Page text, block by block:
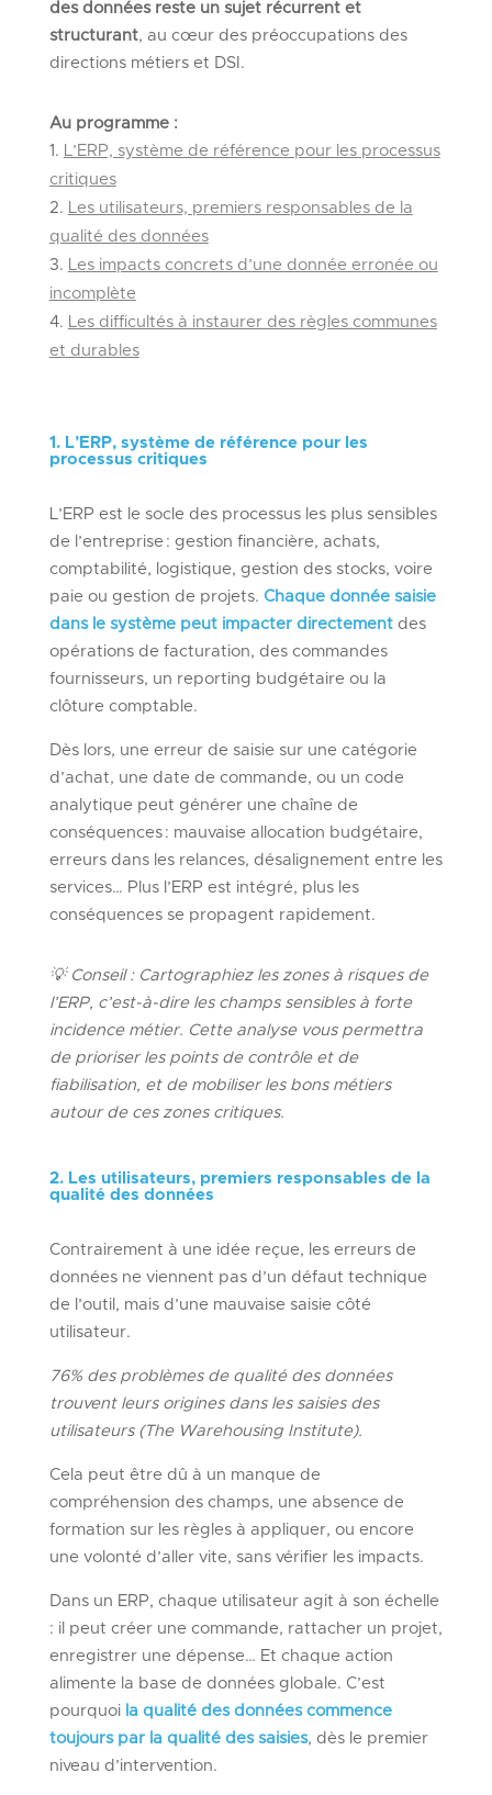
des données reste un sujet récurrent et
structurant, au cœur des préoccupations des
directions métiers et DSI.
Au programme :
L’ERP, système de référence pour les processus
critiques
Les utilisateurs, premiers responsables de la
qualité des données
Les impacts concrets d’une donnée erronée ou
incomplète
Les difficultés à instaurer des règles communes
et durables
1. L’ERP, système de référence pour les
processus critiques
L’ERP est le socle des processus les plus sensibles
de l’entreprise : gestion financière, achats,
comptabilité, logistique, gestion des stocks, voire
paie ou gestion de projets. Chaque donnée saisie
dans le système peut impacter directement des
opérations de facturation, des commandes
fournisseurs, un reporting budgétaire ou la
clôture comptable.
Dès lors, une erreur de saisie sur une catégorie
d’achat, une date de commande, ou un code
analytique peut générer une chaîne de
conséquences : mauvaise allocation budgétaire,
erreurs dans les relances, désalignement entre les
services… Plus l’ERP est intégré, plus les
conséquences se propagent rapidement.
💡Conseil : Cartographiez les zones à risques de
l’ERP, c’est-à-dire les champs sensibles à forte
incidence métier. Cette analyse vous permettra
de prioriser les points de contrôle et de
fiabilisation, et de mobiliser les bons métiers
autour de ces zones critiques.
2. Les utilisateurs, premiers responsables de la
qualité des données
Contrairement à une idée reçue, les erreurs de
données ne viennent pas d’un défaut technique
de l’outil, mais d’une mauvaise saisie côté
utilisateur.
76% des problèmes de qualité des données
trouvent leurs origines dans les saisies des
utilisateurs (The Warehousing Institute).
Cela peut être dû à un manque de
compréhension des champs, une absence de
formation sur les règles à appliquer, ou encore
une volonté d’aller vite, sans vérifier les impacts.
Dans un ERP, chaque utilisateur agit à son échelle
: il peut créer une commande, rattacher un projet,
enregistrer une dépense… Et chaque action
alimente la base de données globale. C’est
pourquoi la qualité des données commence
toujours par la qualité des saisies, dès le premier
niveau d’intervention.